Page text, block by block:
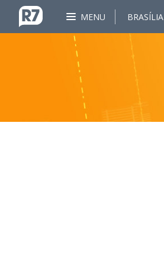
MENU BRASÍLIA